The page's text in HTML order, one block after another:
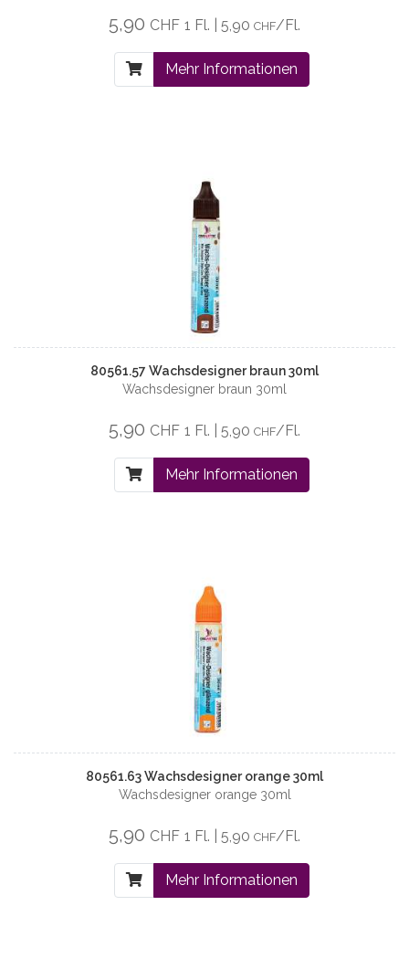
5,90 CHF 1 Fl. | 5,90 CHF/Fl.
Mehr Informationen
80561.57 Wachsdesigner braun 30ml
Wachsdesigner braun 30ml
5,90 CHF 1 Fl. | 5,90 CHF/Fl.
Mehr Informationen
80561.63 Wachsdesigner orange 30ml
Wachsdesigner orange 30ml
5,90 CHF 1 Fl. | 5,90 CHF/Fl.
Mehr Informationen